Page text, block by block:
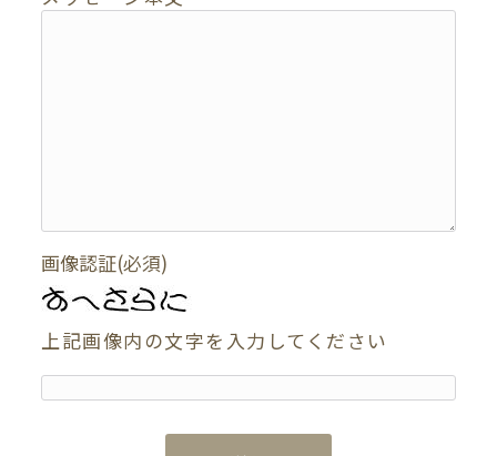
画像認証(必須)
上記画像内の文字を入力してください